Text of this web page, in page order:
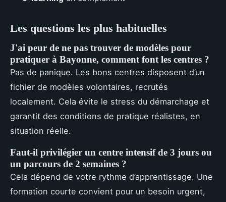
Les questions les plus habituelles
J'ai peur de ne pas trouver de modèles pour
pratiquer à Bayonne, comment font les centres ?
Pas de panique. Les bons centres disposent d’un
fichier de modèles volontaires, recrutés
localement. Cela évite le stress du démarchage et
garantit des conditions de pratique réalistes, en
situation réelle.
Faut-il privilégier un centre intensif de 3 jours ou
un parcours de 2 semaines ?
Cela dépend de votre rythme d’apprentissage. Une
formation courte convient pour un besoin urgent,